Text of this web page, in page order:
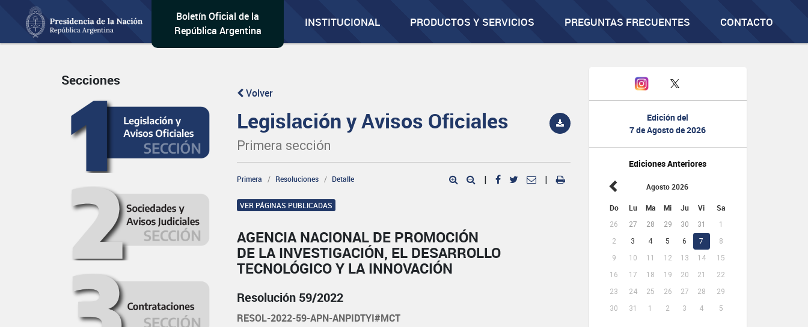
Boletín Oficial de la
República Argentina
INSTITUCIONAL PRODUCTOS Y SERVICIOS PREGUNTAS FRECUENTES CONTACTO
Edición del
7 de Agosto de 2026
Ediciones Anteriores
Agosto 2026
Do Lu Ma Mi Ju Vi Sa
26 27 28 29 30 31
1
2
3 4 5 6 7
8
9
10 11 12 13 14
15
16
17 18 19 20 21
22
23
24 25 26 27 28
29
30
31 1 2 3 4 5
Secciones
Volver
Legislación y Avisos Oficiales
Primera sección
Primera Resoluciones Detalle | |
VER PÁGINAS PUBLICADAS
AGENCIA NACIONAL DE PROMOCIÓN
DE LA INVESTIGACIÓN, EL DESARROLLO
TECNOLÓGICO Y LA INNOVACIÓN
Resolución 59/2022
RESOL-2022-59-APN-ANPIDTYI#MCT